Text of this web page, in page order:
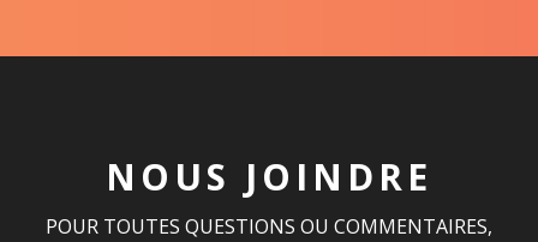
NOUS JOINDRE
POUR TOUTES QUESTIONS OU COMMENTAIRES,